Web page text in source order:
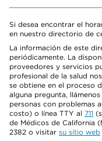
Si desea encontrar el
en nuestro directorio de
La información de este
periódicamente. La
proveedores y servicios
profesional de la salud
se obtiene en el proceso
alguna pregunta,
personas con problemas
costo) o línea TTY al 711
de Médicos de California
2382 o visitar su sitio web